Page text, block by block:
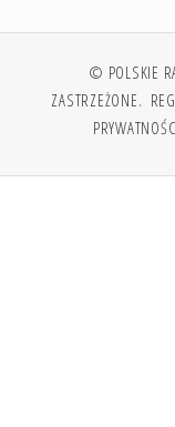
© POLSKIE
ZASTRZEŻONE.